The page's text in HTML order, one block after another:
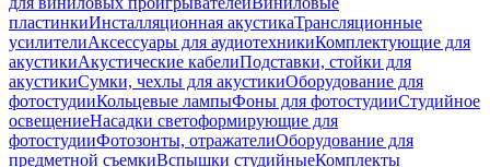
пластинкиИнсталляционная акустикаТрансляционные
усилителиАксессуары для аудиотехникиКомплектующие для
акустикиАкустические кабелиПодставки, стойки для
акустикиСумки, чехлы для акустикиОборудование для
фотостудииКольцевые лампыФоны для фотостудииСтудийное
освещениеНасадки светоформирующие для
фотостудииФотозонты, отражателиОборудование для
предметной съемкиВспышки студийныеКомплекты